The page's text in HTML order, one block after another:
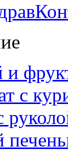
и
с